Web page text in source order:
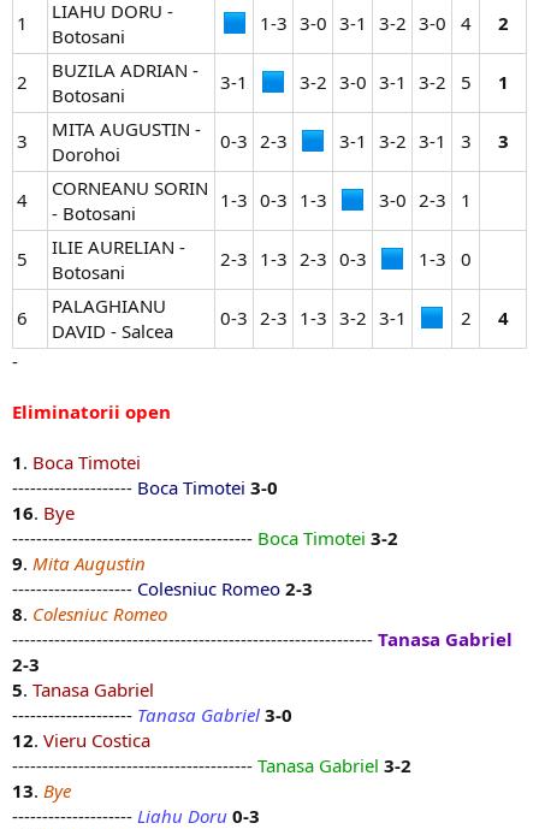
1
LIAHU DORU -
Botosani
1-3​ 3-0​ 3-1​ 3-2​ 3-0​ 4​ 2
2
BUZILA ADRIAN -
Botosani
3-1​ 3-2​ 3-0​ 3-1​ 3-2​ 5​ 1
3
MITA AUGUSTIN -
Dorohoi
0-3​ 2-3​ 3-1​ 3-2​ 3-1​ 3​ 3
4
CORNEANU SORIN
- Botosani
1-3​ 0-3​ 1-3​ 3-0​ 2-3​ 1​
5
ILIE AURELIAN -
Botosani
2-3​ 1-3​ 2-3​ 0-3​ 1-3​ 0​
6
PALAGHIANU
DAVID - Salcea
0-3​ 2-3​ 1-3​ 3-2​ 3-1​ 2​
4
-
Eliminatorii open
1. Boca Timotei
-------------------- Boca Timotei 3-0
16. Bye
---------------------------------------- Boca Timotei 3-2
9. Mita Augustin
-------------------- Colesniuc Romeo 2-3
8. Colesniuc Romeo
------------------------------------------------------------ Tanasa Gabriel
2-3
5. Tanasa Gabriel
-------------------- Tanasa Gabriel 3-0
12. Vieru Costica
---------------------------------------- Tanasa Gabriel 3-2
13. Bye
-------------------- Liahu Doru 0-3